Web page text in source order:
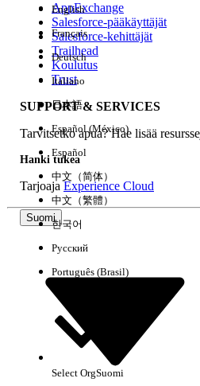
Kokemus
AppExchange
Salesforce-pääkäyttäjät
Salesforce-kehittäjät
Trailhead
Koulutus
Trust
SUPPORT & SERVICES
Tarvitsetko apua? Hae lisää
Hanki tukea
TarjoajaExperience Cloud
Suomi
English
Français
Deutsch
Italiano
日本語
Español (México)
Español
中文（简体）
中文（繁體）
한국어
Русский
Português (Brasil)
Select OrgSuomi